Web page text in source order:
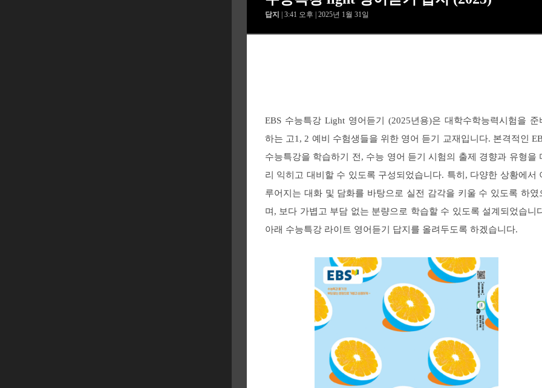
답지 | 3:41 오후 | 2025년 1월 31일
EBS 수능특강 Light 영어듣기 (2025년용)은 대학수학능력시험을 준
하는 고1, 2 예비 수험생들을 위한 영어 듣기 교재입니다. 본격적인
수능특강을 학습하기 전, 수능 영어 듣기 시험의 출제 경향과 유형을
리 익히고 대비할 수 있도록 구성되었습니다. 특히, 다양한 상황에서
루어지는 대화 및 담화를 바탕으로 실전 감각을 키울 수 있도록 하였
며, 보다 가볍고 부담 없는 분량으로 학습할 수 있도록 설계되었습니
아래 수능특강 라이트 영어듣기 답지를 올려두도록 하겠습니다.